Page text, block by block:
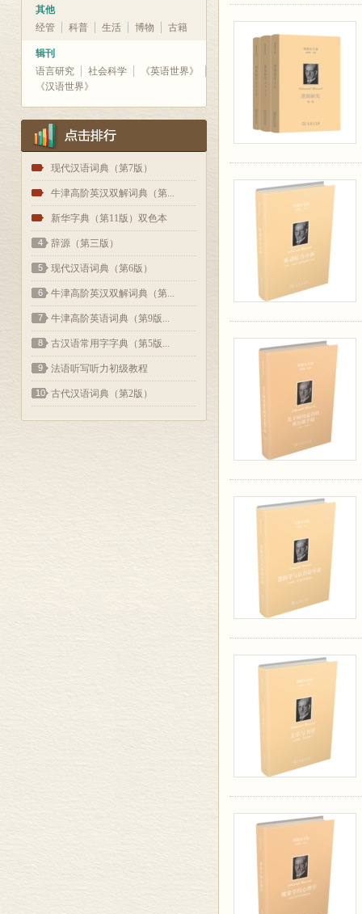
其他
经管
科普 生活 博物 古籍
辑刊
语言研究
社会科学
《英语世界》
《汉语世界》
1 现代汉语词典（第7版）
2 牛津高阶英汉双解词典（第...
3 新华字典（第11版）双色本
4 辞源（第三版）
5 现代汉语词典（第6版）
6 牛津高阶英汉双解词典（第...
7 牛津高阶英语词典（第9版...
8 古汉语常用字字典（第5版...
9 法语听写听力初级教程
10 古代汉语词典（第2版）